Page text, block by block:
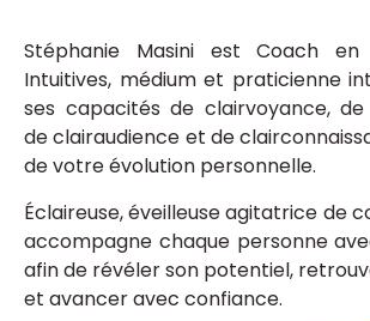
Stéphanie Masini est Coach en
Intuitives, médium et praticienne
ses capacités de clairvoyance, de
de clairaudience et de
de votre évolution personnelle.
Éclaireuse, éveilleuse agitatrice de
accompagne chaque personne
afin de révéler son potentiel,
et avancer avec confiance.